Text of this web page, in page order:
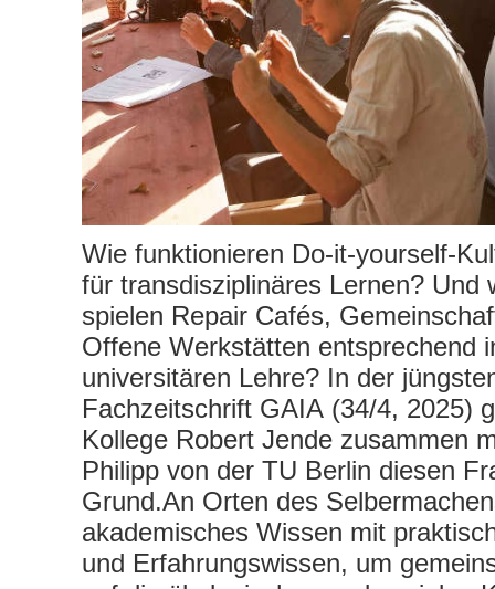
Wie funktionieren Do-it-yourself-
für transdisziplinäres Lernen? Und
spielen Repair Cafés,
Offene Werkstätten entsprechend
universitären Lehre? In der
Fachzeitschrift GAIA (34/4, 2025)
Kollege Robert Jende zusammen
Philipp von der TU Berlin diesen
Grund.An Orten des
akademisches Wissen mit
und Erfahrungswissen, um